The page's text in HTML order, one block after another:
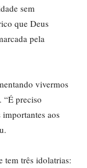
sem
que Deus
pela
vivermos
“É preciso
aos
tem três idolatrias: